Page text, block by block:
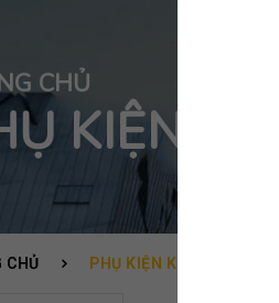
CHỦ
KIỆN
CHỦ PHỤ KIỆN KHÁC